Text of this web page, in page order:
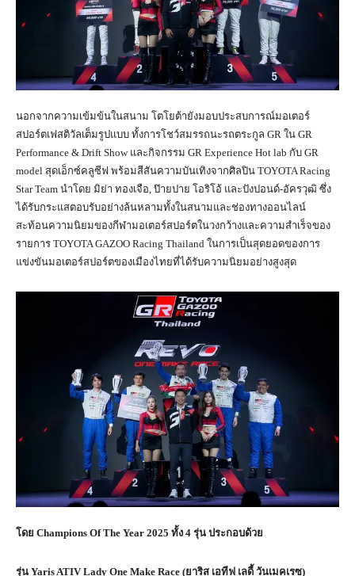
นอกจากความเข้มข้นในสนาม โตโยต้ายังมอบประสบการณ์มอเตอร์
สปอร์ตเฟสติวัลเต็มรูปแบบ ทั้งการโชว์สมรรถนะรถตระกูล GR ใน GR
Performance & Drift Show และกิจกรรม GR Experience Hot lab กับ GR
model สุดเอ็กซ์คลูซีฟ พร้อมสีสันความบันเทิงจากศิลปิน TOYOTA Racing
Star Team นำโดย มิย่า ทองเจือ, ป๊ายปาย โอริโอ้ และปังปอนด์-อัครวุฒิ ซึ่ง
ได้รับกระแสตอบรับอย่างล้นหลามทั้งในสนามและช่องทางออนไลน์
สะท้อนความนิยมของกีฬามอเตอร์สปอร์ตในวงกว้างและความสำเร็จของ
รายการ TOYOTA GAZOO Racing Thailand ในการเป็นสุดยอดของการ
แข่งขันมอเตอร์สปอร์ตของเมืองไทยที่ได้รับความนิยมอย่างสูงสุด
โดย Champions Of The Year 2025 ทั้ง 4 รุ่น ประกอบด้วย
รุ่น Yaris ATIV Lady One Make Race (ยาริส เอทีฟ เลดี้ วันเมคเรซ)